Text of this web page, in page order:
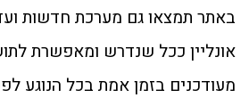
באתר תמצאו גם מערכת חדשות
אונליין ככל שנדרש ומאפשרת
מעודכנים בזמן אמת בכל הנוגע